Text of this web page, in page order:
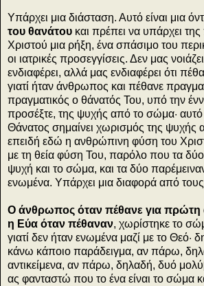
Υπάρχει μια διάσταση. Αυτό είναι μια
του θανάτου και πρέπει να υπάρχει
Χριστού μια ρήξη, ένα σπάσιμο του
οι ιατρικές προσεγγίσεις. Δεν μας
ενδιαφέρει, αλλά μας ενδιαφέρει ότι
γιατί ήταν άνθρωπος και πέθανε
πραγματικός ο θάνατός Του, υπό την
προσέξτε, της ψυχής από το σώμα· αυτό
Θάνατος σημαίνει χωρισμός της
επειδή εδώ η ανθρώπινη φύση του
με τη θεία φύση Του, παρόλο που τα
ψυχή και το σώμα, και τα δύο
ενωμένα. Υπάρχει μια διαφορά από
Ο άνθρωπος όταν πέθανε για πρώτη
η Εύα όταν πέθαναν, χωρίστηκε το
γιατί δεν ήταν ενωμένα μαζί με το Θεό·
κάνω κάποιο παράδειγμα, αν πάρω,
αντικείμενα, αν πάρω, δηλαδή, δυό
ας φανταστώ που το ένα είναι το σώμα